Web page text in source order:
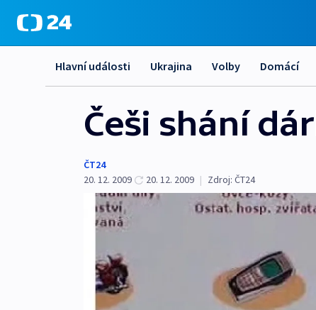
Hlavní události Ukrajina Volby Domácí
Češi shání
ČT24
20. 12. 2009
20. 12. 2009 | Zdroj: ČT24